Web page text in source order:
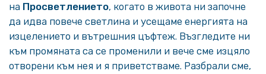
на Просветлението, когато в живота ни започне
да идва повече светлина и усещаме енергията на
изцелението и вътрешния цъфтеж. Възгледите ни
към промяната са се променили и вече сме изцяло
отворени към нея и я приветстваме. Разбрали сме,